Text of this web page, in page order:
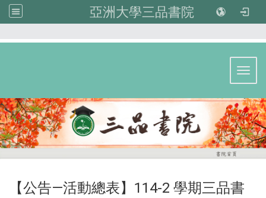
亞洲大學三品書院
【公告—活動總表】114-2 學期三品書